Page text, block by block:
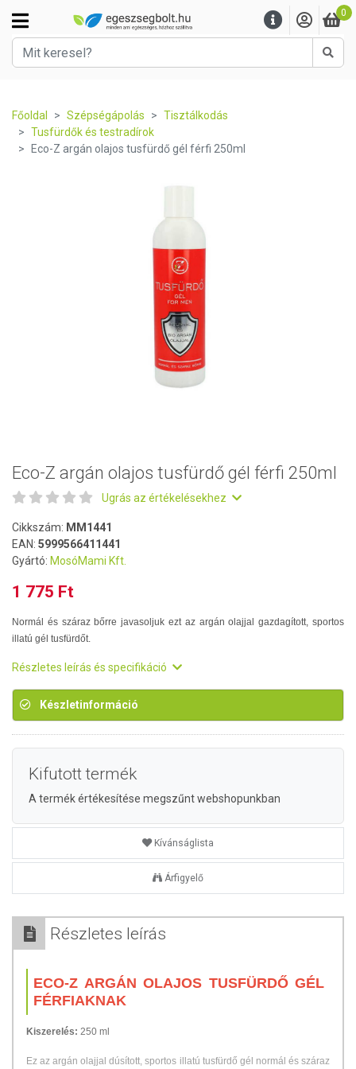
0
Főoldal Szépségápolás
Tisztálkodás
Tusfürdők és testradírok
Eco-Z argán olajos tusfürdő gél férfi 250ml
Eco-Z argán olajos tusfürdő gél férfi 250ml
Ugrás az értékelésekhez
Cikkszám: MM1441
EAN: 5999566411441
Gyártó: MosóMami Kft.
1 775 Ft
Normál és száraz bőrre javasoljuk ezt az argán olajjal gazdagított, sportos
illatú gél tusfürdőt.
Részletes leírás és specifikáció
Készletinformáció
Kifutott termék
A termék értékesítése megszűnt webshopunkban
Kívánságlista
Árfigyelő
Részletes leírás
ECO-Z ARGÁN OLAJOS TUSFÜRDŐ GÉL
FÉRFIAKNAK
Kiszerelés: 250 ml
Ez az argán olajjal dúsított, sportos illatú tusfürdő gél normál és száraz